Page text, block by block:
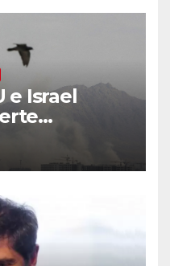
e Israel
Irán,
un ataque